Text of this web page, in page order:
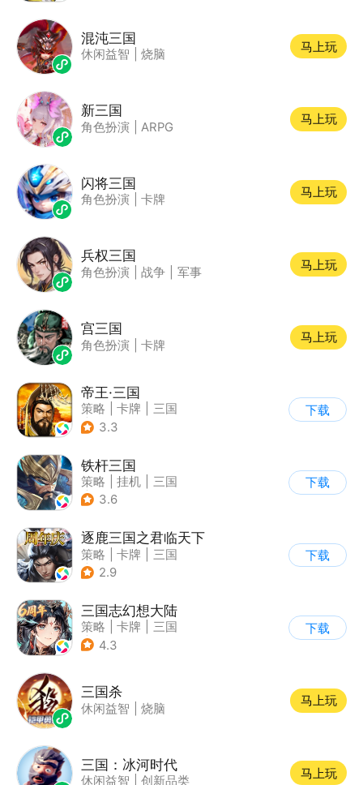
混沌三国
休闲益智 烧脑
马上玩
新三国
角色扮演 ARPG
马上玩
闪将三国
角色扮演 卡牌
马上玩
兵权三国
角色扮演 战争 军事
马上玩
宫三国
角色扮演 卡牌
马上玩
帝王·三国
策略 卡牌
三国
| 中国风
3.3
下载
铁杆三国
策略 挂机
三国
| 中国风
3.6
下载
逐鹿三国之君临天下
策略 卡牌
三国
| 中国风
2.9
下载
三国志幻想大陆
策略 卡牌
三国
| 美少女
4.3
下载
三国杀
休闲益智 烧脑
马上玩
三国：冰河时代
休闲益智 创新品类
马上玩